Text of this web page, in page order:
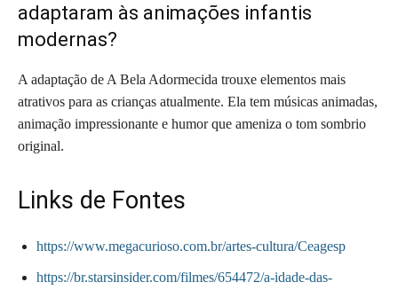
adaptaram às animações infantis
modernas?
A adaptação de A Bela Adormecida trouxe elementos mais
atrativos para as crianças atualmente. Ela tem músicas animadas,
animação impressionante e humor que ameniza o tom sombrio
original.
Links de Fontes
https://www.megacurioso.com.br/artes-cultura/Ceagesp
https://br.starsinsider.com/filmes/654472/a-idade-das-